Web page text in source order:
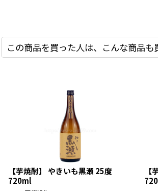
この商品を買った人は、こんな商品も
【芋焼酎】 やきいも黒瀬 25度
720ml